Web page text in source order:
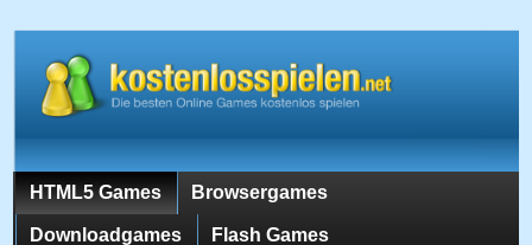
HTML5 Games Browsergames
Downloadgames Flash Games